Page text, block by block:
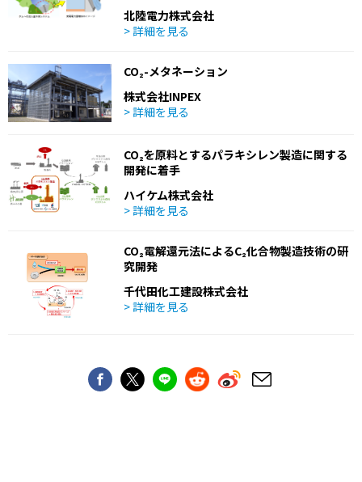
北陸電力株式会社
> 詳細を見る
CO₂-メタネーション
株式会社INPEX
> 詳細を見る
CO₂を原料とするパラキシレン製造に関する
開発に着手
ハイケム株式会社
> 詳細を見る
CO₂電解還元法によるC₂化合物製造技術の研
究開発
千代田化工建設株式会社
> 詳細を見る